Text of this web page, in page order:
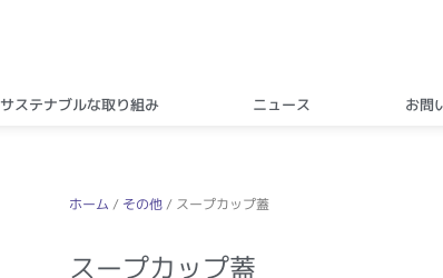
サステナブルな取り組み ニュース お問
ホーム / その他 / スープカップ蓋
スープカップ蓋